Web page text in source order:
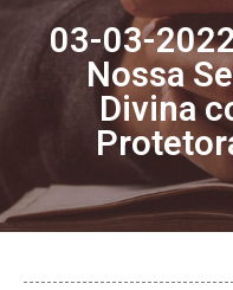
03-03-
Nossa
Divina